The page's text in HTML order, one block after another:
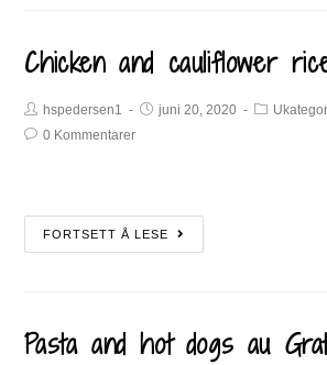
Chicken and cauliflower
hspedersen1 juni 20, 2020
0 Kommentarer
FORTSETT Å LESE
Pasta and hot dogs au